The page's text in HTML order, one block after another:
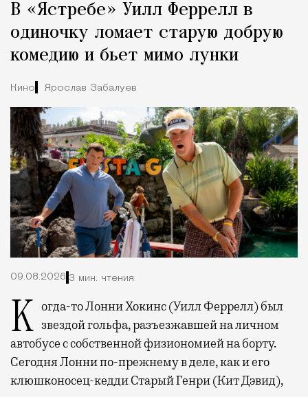
Город
В «Ястребе» Уилл Феррелл в
одиночку ломает старую добрую
комедию и бьет мимо лунки
Кино Ярослав Забалуев
09.08.2026 3 мин. чтения
Когда-то Лонни Хокинс (Уилл Феррелл) был звездой гольфа, разъезжавшей на личном
автобусе с собственной физиономией на борту.
Сегодня Лонни по-прежнему в деле, как и его
клюшконосец-кедди Старый Генри (Кит Дэвид),